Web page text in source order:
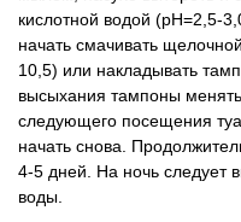
кислотной водой (pH=2,5-
начать смачивать
10,5) или накладывать
высыхания тампоны
следующего посещения
начать снова.
4-5 дней. На ночь следует
воды.